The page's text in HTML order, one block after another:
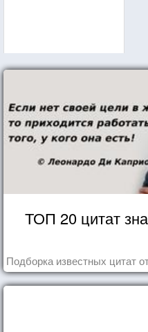
ТОП 20 цитат
Подборка известных цитат